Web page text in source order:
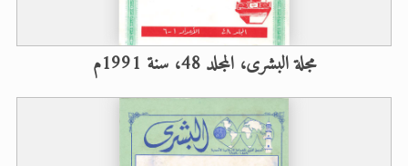
مجلة البشرى، المجلد 48، سنة 1991م